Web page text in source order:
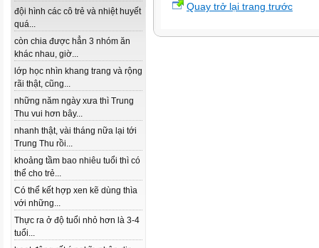
đội hình các cô trẻ và nhiệt huyết
quá...
còn chia được hẳn 3 nhóm ăn
khác nhau, giờ...
lớp học nhìn khang trang và rộng
rãi thật, cũng...
những năm ngày xưa thì Trung
Thu vui hơn bây...
nhanh thật, vài tháng nữa lại tới
Trung Thu rồi...
khoảng tầm bao nhiêu tuổi thì có
thể cho trẻ...
Có thể kết hợp xen kẽ dùng thìa
với những...
Thực ra ở độ tuổi nhỏ hơn là 3-4
tuổi...
Quay trở lại trang trước